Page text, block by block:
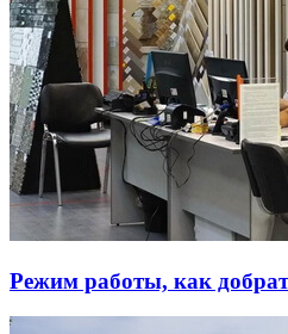
Режим работы, как